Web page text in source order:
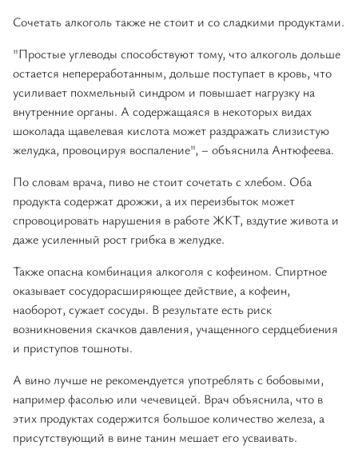
Сочетать алкоголь также не стоит и со сладкими продуктами.
"Простые углеводы способствуют тому, что алкоголь дольше
остается непереработанным, дольше поступает в кровь, что
усиливает похмельный синдром и повышает нагрузку на
внутренние органы. А содержащаяся в некоторых видах
шоколада щавелевая кислота может раздражать слизистую
желудка, провоцируя воспаление", – объяснила Антюфеева.
По словам врача, пиво не стоит сочетать с хлебом. Оба
продукта содержат дрожжи, а их переизбыток может
спровоцировать нарушения в работе ЖКТ, вздутие живота и
даже усиленный рост грибка в желудке.
Также опасна комбинация алкоголя с кофеином. Спиртное
оказывает сосудорасширяющее действие, а кофеин,
наоборот, сужает сосуды. В результате есть риск
возникновения скачков давления, учащенного сердцебиения
и приступов тошноты.
А вино лучше не рекомендуется употреблять с бобовыми,
например фасолью или чечевицей. Врач объяснила, что в
этих продуктах содержится большое количество железа, а
присутствующий в вине танин мешает его усваивать.